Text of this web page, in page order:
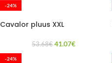
-24%
Cavalor pluus XXL
53.68€ 41.07€
-24%